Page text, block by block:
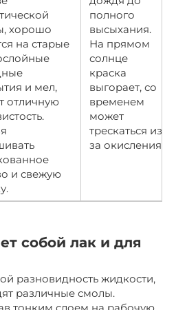
хорошо
на старые
и мел,
отличную
и свежую
полного
высыхания.
На прямом
солнце
краска
выгорает, со
временем
может
трескаться из-
за окисления.
собой лак и для
разновидность жидкости,
различные смолы.